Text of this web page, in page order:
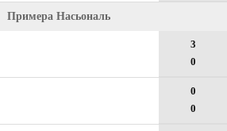
Примера Насьональ
3
0
0
0